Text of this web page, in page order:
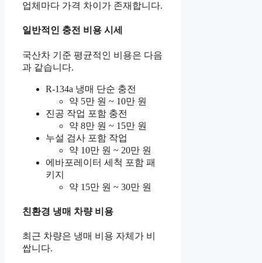
업체마다 가격 차이가 존재합니다.
일반적인 충전 비용 시세
국산차 기준 평균적인 비용은 다음
과 같습니다.
R-134a 냉매 단순 충전
약 5만 원 ~ 10만 원
진공 작업 포함 충전
약 8만 원 ~ 15만 원
누설 검사 포함 작업
약 10만 원 ~ 20만 원
에바포레이터 세척 포함 패
키지
약 15만 원 ~ 30만 원
친환경 냉매 차량 비용
최근 차량은 냉매 비용 자체가 비
쌉니다.